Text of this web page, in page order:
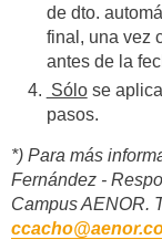
de dto.
final, una vez
antes de la
Sólose
pasos.
*) Para más
Fernández -
Campus AENOR.